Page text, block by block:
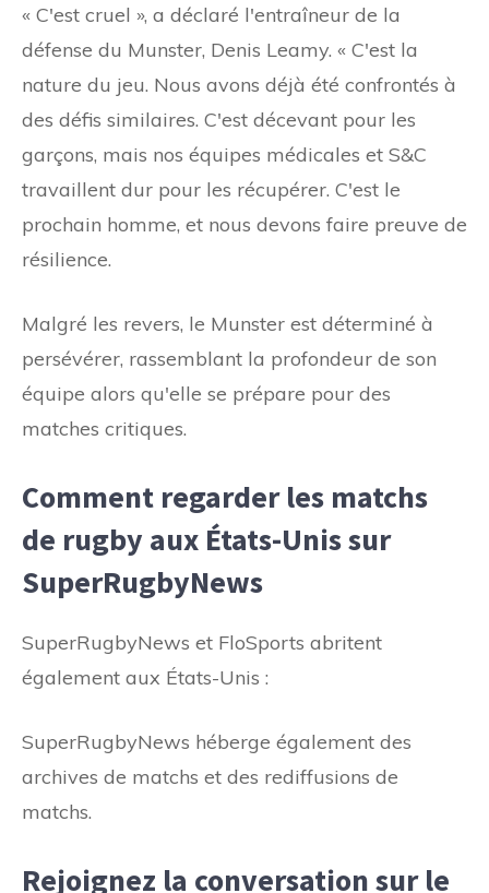
« C'est cruel », a déclaré l'entraîneur de la
défense du Munster, Denis Leamy. « C'est la
nature du jeu. Nous avons déjà été confrontés à
des défis similaires. C'est décevant pour les
garçons, mais nos équipes médicales et S&C
travaillent dur pour les récupérer. C'est le
prochain homme, et nous devons faire preuve de
résilience.
Malgré les revers, le Munster est déterminé à
persévérer, rassemblant la profondeur de son
équipe alors qu'elle se prépare pour des
matches critiques.
Comment regarder les matchs
de rugby aux États-Unis sur
SuperRugbyNews
SuperRugbyNews et FloSports abritent
également aux États-Unis :
SuperRugbyNews héberge également des
archives de matchs et des rediffusions de
matchs.
Rejoignez la conversation sur le